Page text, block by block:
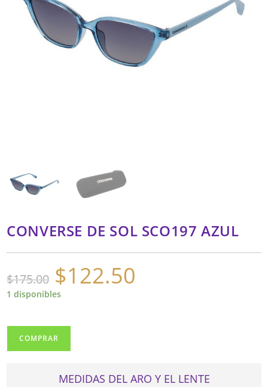
CONVERSE DE SOL SCO197 AZUL
$175.00
El
precio
original
era:
$122.50
1 disponibles
COMPRAR
MEDIDAS DEL ARO Y EL LENTE